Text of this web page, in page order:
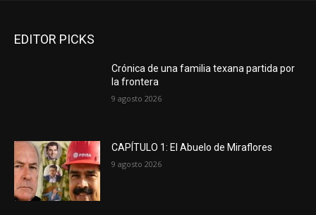
EDITOR PICKS
Crónica de una familia texana partida por
la frontera
9 agosto 2026
CAPÍTULO 1: El Abuelo de Miraflores
9 agosto 2026